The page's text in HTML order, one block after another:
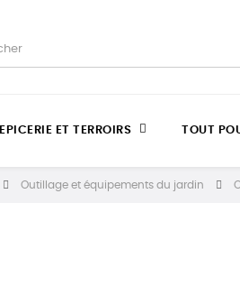
EPICERIE ET TERROIRS TOUT
Outillage et équipements du jardin